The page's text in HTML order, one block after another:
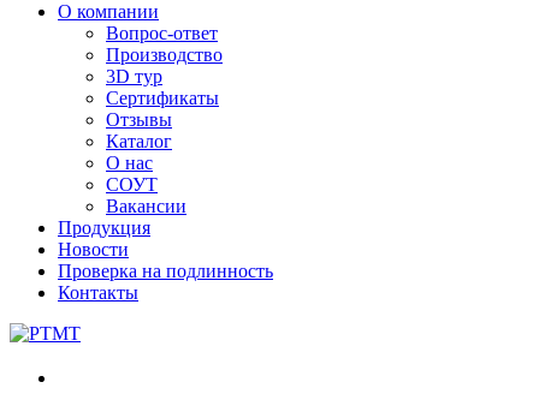
О компании
Вопрос-ответ
Производство
3D тур
Сертификаты
Отзывы
Каталог
О нас
СОУТ
Вакансии
Продукция
Новости
Проверка на подлинность
Контакты